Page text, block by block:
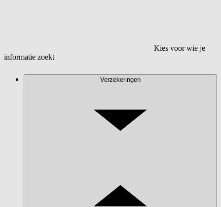
Kies voor wie je
informatie zoekt
Verzekeringen